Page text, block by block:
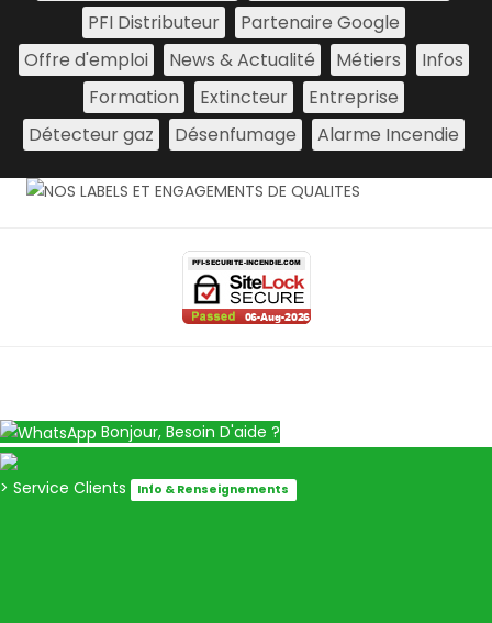
PFI Distributeur
Partenaire Google
Offre d'emploi
News & Actualité Métiers
Infos
Formation
Extincteur
Entreprise
Détecteur gaz
Désenfumage Alarme Incendie
Bonjour, Besoin D'aide ?
> Service Clients Info & Renseignements